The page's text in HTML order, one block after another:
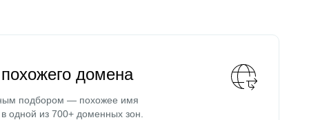
домена
подбором — похожее имя
одной из 700+ доменных зон.